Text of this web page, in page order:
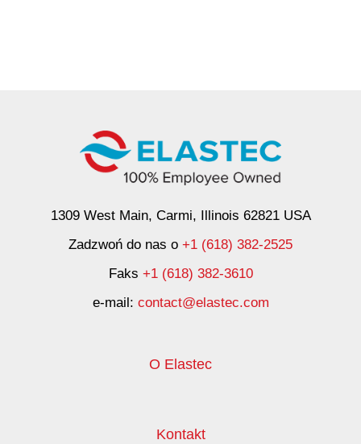
1309 West Main, Carmi, Illinois 62821 USA
Zadzwoń do nas o +1 (618) 382-2525
Faks +1 (618) 382-3610
e-mail: contact@elastec.com
O Elastec
Kontakt